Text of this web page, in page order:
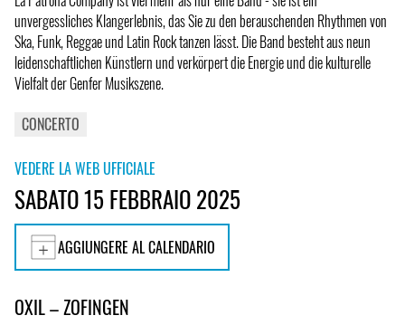
unvergessliches Klangerlebnis, das Sie zu den berauschenden Rhythmen von
Ska, Funk, Reggae und Latin Rock tanzen lässt. Die Band besteht aus neun
leidenschaftlichen Künstlern und verkörpert die Energie und die kulturelle
Vielfalt der Genfer Musikszene.
CONCERTO
VEDERE LA WEB UFFICIALE
SABATO 15 FEBBRAIO 2025
AGGIUNGERE AL CALENDARIO
OXIL – ZOFINGEN